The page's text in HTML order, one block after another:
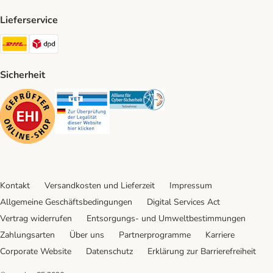
Lieferservice
DHL Shipping Method
Sicherheit
Security Security Security
Kontakt Versandkosten und Lieferzeit
Impressum
Allgemeine Geschäftsbedingungen
Digital Services Act
Vertrag widerrufen
Entsorgungs- und Umweltbestimmungen
Zahlungsarten
Über uns Partnerprogramme
Karriere
Corporate Website
Datenschutz Erklärung zur Barrierefreiheit